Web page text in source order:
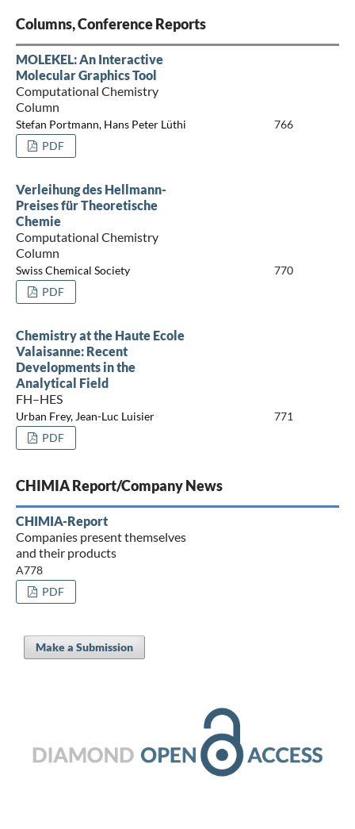
Columns, Conference Reports
MOLEKEL: An Interactive
Molecular Graphics Tool
Computational Chemistry
Column
Stefan Portmann, Hans Peter Lüthi
766
PDF
Verleihung des Hellmann-
Preises für Theoretische
Chemie
Computational Chemistry
Column
Swiss Chemical Society
770
PDF
Chemistry at the Haute Ecole
Valaisanne: Recent
Developments in the
Analytical Field
FH–HES
Urban Frey, Jean-Luc Luisier
771
PDF
CHIMIA Report/Company News
CHIMIA-Report
Companies present themselves
and their products
A778
PDF
Make a Submission